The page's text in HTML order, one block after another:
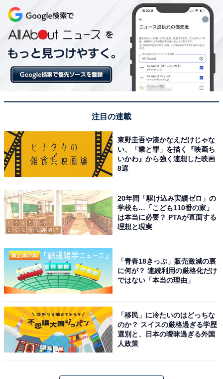
この記事の筆者：福島 ゆき プロフィール
アニメや漫画のレビュー、エンタメトピックスなどを中
心に、オールジャンルで執筆中のライター。時々、店舗
取材などのリポート記事も担当。All AboutおよびAll
About ニュースでのライター歴は5年。
こちらもおすすめ
カフェラテがおいしいと思うコーヒーチェーン
店ランキング！ 1位「スタバ」、2位は？
注目の連載
東野圭吾や湊かなえだけじゃな
い、「業と罪」を描く『映画ち
いかわ』から強く連想した映画
8選
20年間「駆け込み実績ゼロ」の
学校も…「こども110番の家」
は本当に必要？ PTAが直面する
理想と現実
「青春18きっぷ」販売激減の裏
に何が？ 連続利用の厳格化だけ
ではない「本当の理由」
「移民」に冷たいのはどっちな
のか？ スイスの厳格過ぎる学歴
選別と、日本の曖昧過ぎる外国
人政策